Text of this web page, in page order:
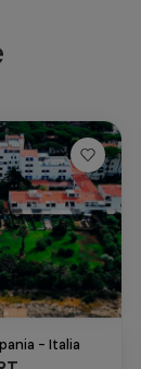
- Italia